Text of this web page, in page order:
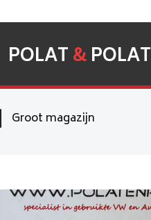
POLAT&POLAT
Groot magazijn